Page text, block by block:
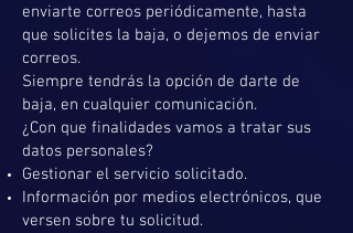
enviarte correos periódicamente, hasta
que solicites la baja, o dejemos de enviar
correos.
Siempre tendrás la opción de darte de
baja, en cualquier comunicación.
¿Con que finalidades vamos a tratar sus
datos personales?
Gestionar el servicio solicitado.
Información por medios electrónicos, que
versen sobre tu solicitud.